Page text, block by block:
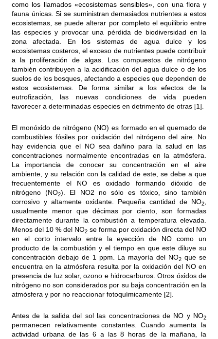
como los llamados «ecosistemas sensibles», con una flora y
fauna únicas. Si se suministran demasiados nutrientes a estos
ecosistemas, se puede alterar por completo el equilibrio entre
las especies y provocar una pérdida de biodiversidad en la
zona afectada. En los sistemas de agua dulce y los
ecosistemas costeros, el exceso de nutrientes puede contribuir
a la proliferación de algas. Los compuestos de nitrógeno
también contribuyen a la acidificación del agua dulce o de los
suelos de los bosques, afectando a especies que dependen de
estos ecosistemas. De forma similar a los efectos de la
eutrofización, las nuevas condiciones de vida pueden
favorecer a determinadas especies en detrimento de otras [1].
El monóxido de nitrógeno (NO) es formado en el quemado de
combustibles fósiles por oxidación del nitrógeno del aire. No
hay evidencia que el NO sea dañino para la salud en las
concentraciones normalmente encontradas en la atmósfera.
La importancia de conocer su concentración en el aire
ambiente, y su relación con la calidad de este, se debe a que
frecuentemente el NO es oxidado formando dióxido de
nitrógeno (NO2). El NO2 no sólo es tóxico, sino también
corrosivo y altamente oxidante. Pequeña cantidad de NO2,
usualmente menor que décimas por ciento, son formadas
directamente durante la combustión a temperatura elevada.
Menos del 10 % del NO2 se forma por oxidación directa del NO
en el corto intervalo entre la eyección de NO como un
producto de la combustión y el tiempo en que este diluye su
concentración debajo de 1 ppm. La mayoría del NO2 que se
encuentra en la atmósfera resulta por la oxidación del NO en
presencia de luz solar, ozono e hidrocarburos. Otros óxidos de
nitrógeno no son considerados por su baja concentración en la
atmósfera y por no reaccionar fotoquímicamente [2].
Antes de la salida del sol las concentraciones de NO y NO2
permanecen relativamente constantes. Cuando aumenta la
actividad urbana de las 6 a las 8 horas de la mañana, la